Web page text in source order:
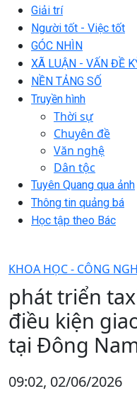
Giải trí
Người tốt - Việc tốt
GÓC NHÌN
XÃ LUẬN - VẤN ĐỀ
NỀN TẢNG SỐ
Truyền hình
Thời sự
Chuyên đề
Văn nghệ
Dân tộc
Tuyên Quang qua ảnh
Thông tin quảng bá
Học tập theo Bác
KHOA HỌC - CÔNG
phát triển
điều kiện
tại Đông
09:02, 02/06/2026